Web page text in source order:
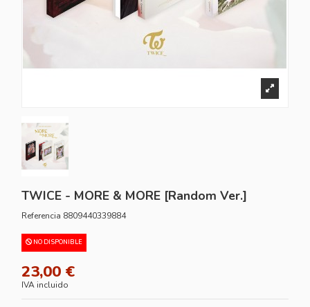
TWICE - MORE & MORE [Random Ver.]
Referencia 8809440339884
NO DISPONIBLE
23,00 €
IVA incluido